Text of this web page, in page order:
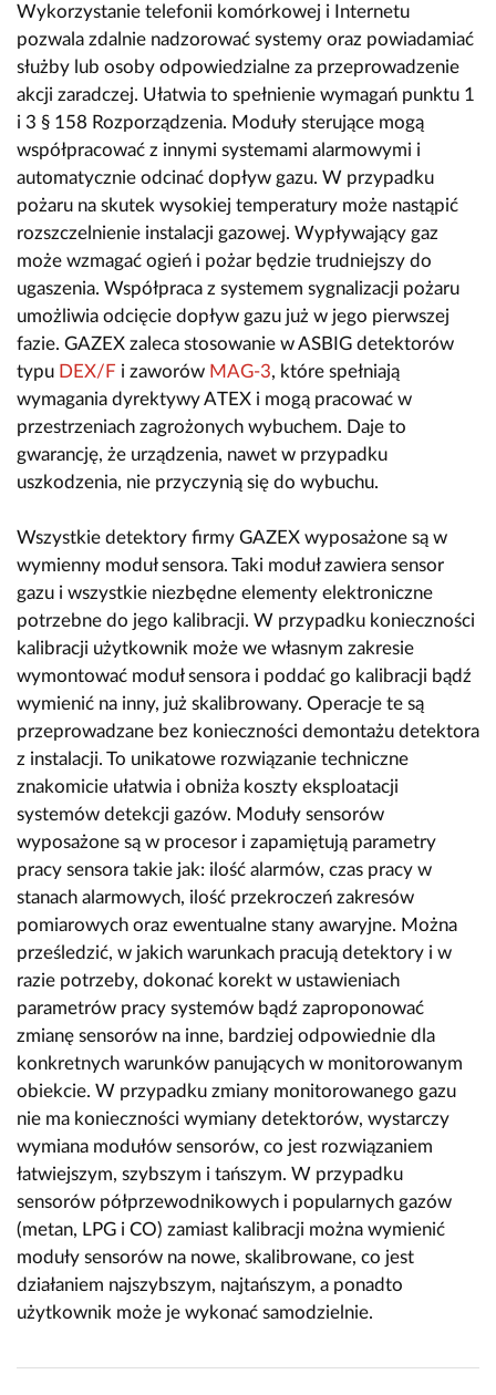
Wykorzystanie telefonii komórkowej i Internetu
pozwala zdalnie nadzorować systemy oraz powiadamiać
służby lub osoby odpowiedzialne za przeprowadzenie
akcji zaradczej. Ułatwia to spełnienie wymagań punktu 1
i 3 § 158 Rozporządzenia. Moduły sterujące mogą
współpracować z innymi systemami alarmowymi i
automatycznie odcinać dopływ gazu. W przypadku
pożaru na skutek wysokiej temperatury może nastąpić
rozszczelnienie instalacji gazowej. Wypływający gaz
może wzmagać ogień i pożar będzie trudniejszy do
ugaszenia. Współpraca z systemem sygnalizacji pożaru
umożliwia odcięcie dopływ gazu już w jego pierwszej
fazie. GAZEX zaleca stosowanie w ASBIG detektorów
typu DEX/F i zaworów MAG-3, które spełniają
wymagania dyrektywy ATEX i mogą pracować w
przestrzeniach zagrożonych wybuchem. Daje to
gwarancję, że urządzenia, nawet w przypadku
uszkodzenia, nie przyczynią się do wybuchu.
Wszystkie detektory firmy GAZEX wyposażone są w
wymienny moduł sensora. Taki moduł zawiera sensor
gazu i wszystkie niezbędne elementy elektroniczne
potrzebne do jego kalibracji. W przypadku konieczności
kalibracji użytkownik może we własnym zakresie
wymontować moduł sensora i poddać go kalibracji bądź
wymienić na inny, już skalibrowany. Operacje te są
przeprowadzane bez konieczności demontażu detektora
z instalacji. To unikatowe rozwiązanie techniczne
znakomicie ułatwia i obniża koszty eksploatacji
systemów detekcji gazów. Moduły sensorów
wyposażone są w procesor i zapamiętują parametry
pracy sensora takie jak: ilość alarmów, czas pracy w
stanach alarmowych, ilość przekroczeń zakresów
pomiarowych oraz ewentualne stany awaryjne. Można
prześledzić, w jakich warunkach pracują detektory i w
razie potrzeby, dokonać korekt w ustawieniach
parametrów pracy systemów bądź zaproponować
zmianę sensorów na inne, bardziej odpowiednie dla
konkretnych warunków panujących w monitorowanym
obiekcie. W przypadku zmiany monitorowanego gazu
nie ma konieczności wymiany detektorów, wystarczy
wymiana modułów sensorów, co jest rozwiązaniem
łatwiejszym, szybszym i tańszym. W przypadku
sensorów półprzewodnikowych i popularnych gazów
(metan, LPG i CO) zamiast kalibracji można wymienić
moduły sensorów na nowe, skalibrowane, co jest
działaniem najszybszym, najtańszym, a ponadto
użytkownik może je wykonać samodzielnie.